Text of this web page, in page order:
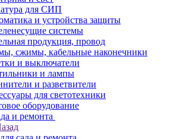
для СИП
и устройства защиты
системы
продукция, провод
сжимы, кабельные наконечники
и выключатели
и лампы
и разветвители
для светотехники
оборудование
и ремонта